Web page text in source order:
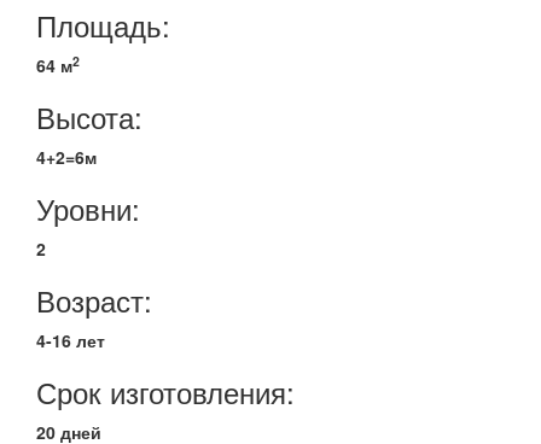
Площадь:
64 м2
Высота:
4+2=6м
Уровни:
2
Возраст:
4-16 лет
Срок изготовления:
20 дней